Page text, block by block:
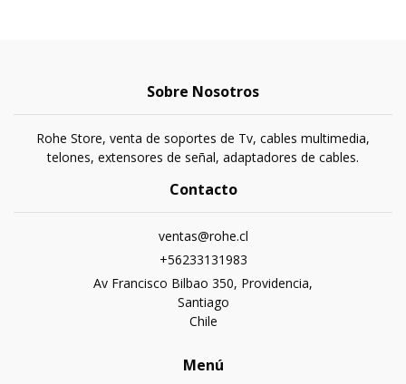
Sobre Nosotros
Rohe Store, venta de soportes de Tv, cables multimedia,
telones, extensores de señal, adaptadores de cables.
Contacto
ventas@rohe.cl
+56233131983
Av Francisco Bilbao 350, Providencia,
Santiago
Chile
Menú